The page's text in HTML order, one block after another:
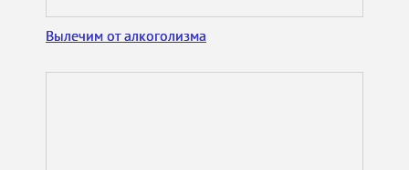
Вылечим от алкоголизма